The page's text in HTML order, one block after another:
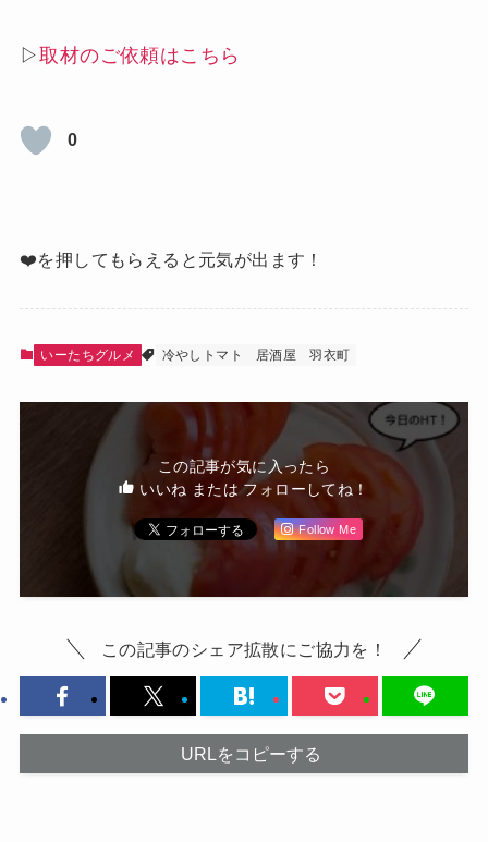
▷取材のご依頼はこちら
0
❤️を押してもらえると元気が出ます！
いーたちグルメ 冷やしトマト 居酒屋 羽衣町
この記事が気に入ったら
いいね または フォローしてね！
Follow Me
この記事のシェア拡散にご協力を！
URLをコピーする